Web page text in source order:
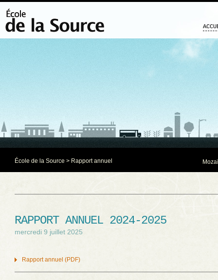
École de la Source > Rapport annuel
RAPPORT ANNUEL 2024-2025
mercredi 9 juillet 2025
Rapport annuel (PDF)